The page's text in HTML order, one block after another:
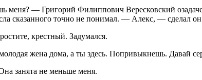
— Григорий Филиппович Вересковский
сказанного точно не понимал. — Алекс, — сделал
крестный. Задумался.
жена дома, а ты здесь. Попривыкнешь. Давай
занята не меньше меня.